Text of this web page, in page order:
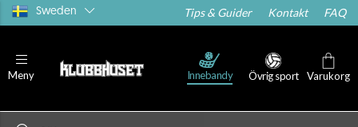
Sweden Tips & Guider Kontakt FAQ
Meny Innebandy Övrig sport Varukorg